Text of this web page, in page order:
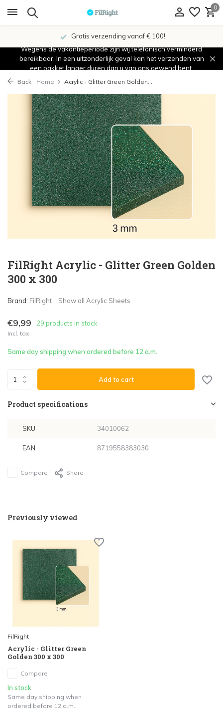
0
Gratis verzending vanaf € 100!
Wegens de vakantieperiode zijn wij telefonisch verminderd
bereikbaar. In een uitzonderlijk geval kan het verzenden van
een pakket langer duren dan u van ons gewend bent.
Back Home Acrylic - Glitter Green Golden...
FilRight Acrylic - Glitter Green Golden
300 x 300
Brand: FilRight Show all Acrylic Sheets
€9,99 29 products in stock
Incl. tax
Same day shipping when ordered before 12 a.m.
Add to cart
Product specifications
SKU 34010062
EAN 8719558383030
Compare Share
Previously viewed
FilRight
Acrylic - Glitter Green
Golden 300 x 300
Compare
In stock
Same day shipping when
ordered before 12 a.m.